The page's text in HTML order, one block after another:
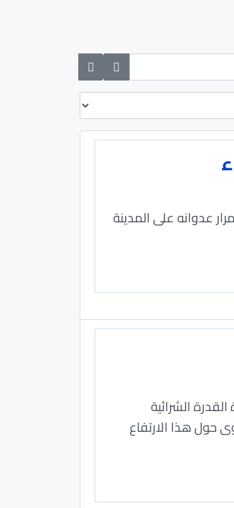
مع استمرار عدوانه على المدينة
الشرائية
حول هذا الارتفاع